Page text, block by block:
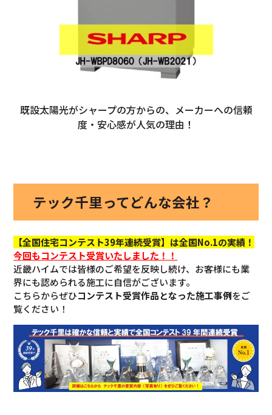
既設太陽光がシャープの方からの、メーカーへの信頼
度・安心感が人気の理由！
テック千里ってどんな会社？
【全国住宅コンテスト39年連続受賞】は全国No.1の実績！
今回もコンテスト受賞いたしました！！
近畿ハイムでは皆様のご希望を反映し続け、お客様にも業
界にも認められる施工に自信がございます。
こちらからぜひコンテスト受賞作品となった施工事例をご
覧ください！